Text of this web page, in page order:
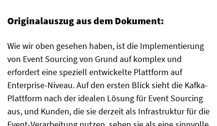
Originalauszug aus dem Dokument:
Wie wir oben gesehen haben, ist die Implementierung
von Event Sourcing von Grund auf komplex und
erfordert eine speziell entwickelte Plattform auf
Enterprise-Niveau. Auf den ersten Blick sieht die Kafka-
Plattform nach der idealen Lösung für Event Sourcing
aus, und Kunden, die sie derzeit als Infrastruktur für die